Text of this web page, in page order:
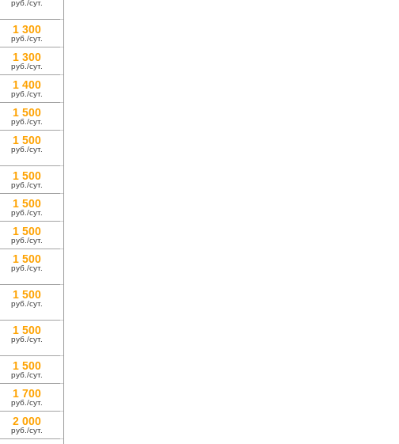
руб./сут.
1 300
руб./сут.
1 300
руб./сут.
1 400
руб./сут.
1 500
руб./сут.
1 500
руб./сут.
1 500
руб./сут.
1 500
руб./сут.
1 500
руб./сут.
1 500
руб./сут.
1 500
руб./сут.
1 500
руб./сут.
1 500
руб./сут.
1 700
руб./сут.
2 000
руб./сут.